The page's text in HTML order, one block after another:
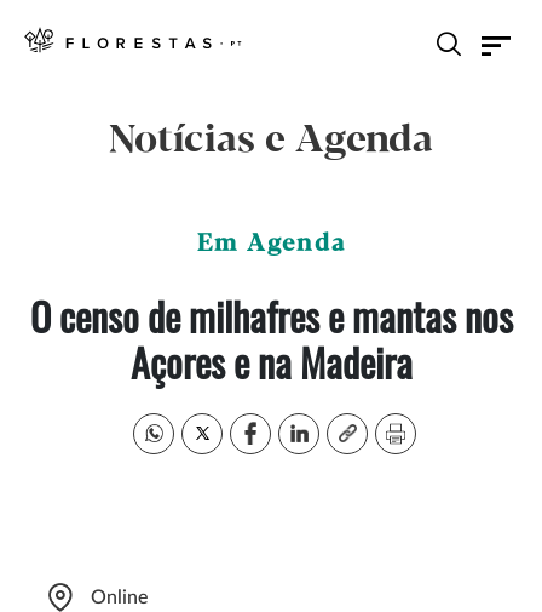
Notícias e Agenda
Em Agenda
O censo de milhafres e mantas nos
Açores e na Madeira
Online